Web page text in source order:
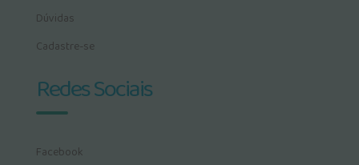
Dúvidas
Cadastre-se
Redes Sociais
Facebook